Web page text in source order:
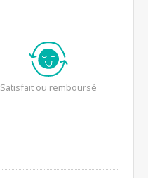
Satisfait ou remboursé